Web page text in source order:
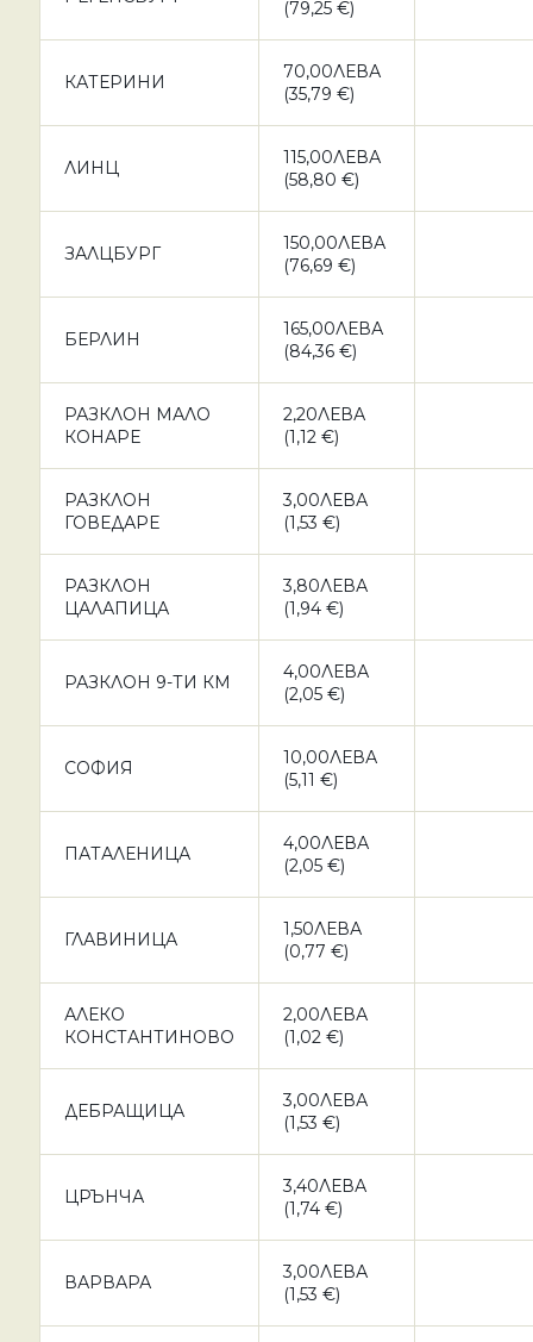
(79,25 €)
КАТЕРИНИ
70,00ЛЕВА
(35,79 €)
ЛИНЦ
115,00ЛЕВА
(58,80 €)
ЗАЛЦБУРГ
150,00ЛЕВА
(76,69 €)
БЕРЛИН
165,00ЛЕВА
(84,36 €)
РАЗКЛОН МАЛО
КОНАРЕ
2,20ЛЕВА
(1,12 €)
РАЗКЛОН
ГОВЕДАРЕ
3,00ЛЕВА
(1,53 €)
РАЗКЛОН
ЦАЛАПИЦА
3,80ЛЕВА
(1,94 €)
РАЗКЛОН 9-ТИ КМ
4,00ЛЕВА
(2,05 €)
СОФИЯ
10,00ЛЕВА
(5,11 €)
ПАТАЛЕНИЦА
4,00ЛЕВА
(2,05 €)
ГЛАВИНИЦА
1,50ЛЕВА
(0,77 €)
АЛЕКО
КОНСТАНТИНОВО
2,00ЛЕВА
(1,02 €)
ДЕБРАЩИЦА
3,00ЛЕВА
(1,53 €)
ЦРЪНЧА
3,40ЛЕВА
(1,74 €)
ВАРВАРА
3,00ЛЕВА
(1,53 €)